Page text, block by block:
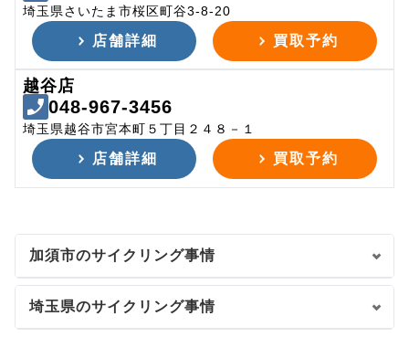
埼玉県さいたま市桜区町谷3-8-20
店舗詳細 買取予約
越谷店
048-967-3456
埼玉県越谷市宮本町５丁目２４８－１
店舗詳細 買取予約
加須市のサイクリング事情
埼玉県のサイクリング事情